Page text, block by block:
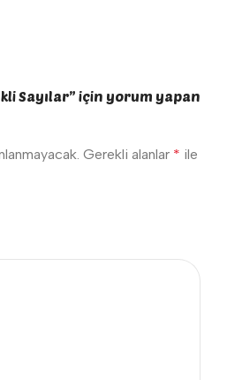
Sayılar” için yorum yapan
Gerekli alanlar * ile